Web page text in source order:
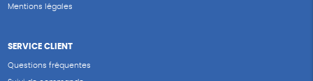
Mentions légales
SERVICE CLIENT
Questions fréquentes